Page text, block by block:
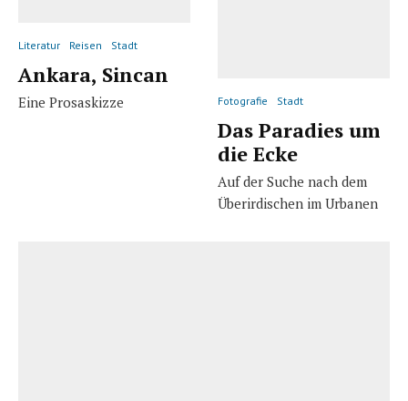
Literatur Reisen Stadt
Ankara, Sincan
Eine Prosaskizze Fotografie Stadt
Das Paradies um
die Ecke
Auf der Suche nach dem
Überirdischen im Urbanen